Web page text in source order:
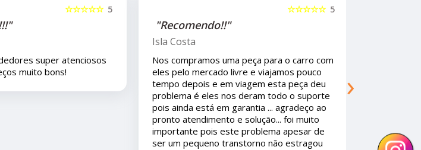
"Recomendo!!"
Nos compramos uma peça para o carro com
eles pelo mercado livre e viajamos pouco
tempo depois e em viagem esta peça deu
problema é eles nos deram todo o suporte
pois ainda está em garantia ... agradeço ao
pronto atendimento e solução... foi muito
importante pois este problema apesar de
ser um pequeno transtorno não estragou
"Recomendo!!"
Ótima empresa , Recomendo , os
funcionários super educados e resolve
qualquer garantia sem fazer corpo mole ...
As peças são de qualidade Premium. Se
existisse mais empresas assim os
consumidores iam amar.
›